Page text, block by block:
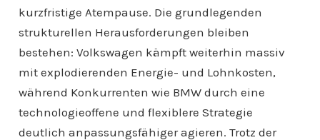
kurzfristige Atempause. Die grundlegenden
strukturellen Herausforderungen bleiben
bestehen: Volkswagen kämpft weiterhin massiv
mit explodierenden Energie- und Lohnkosten,
während Konkurrenten wie BMW durch eine
technologieoffene und flexiblere Strategie
deutlich anpassungsfähiger agieren. Trotz der